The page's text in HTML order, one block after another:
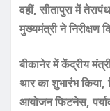
वहीं, सीतापुरा में
मुख्यमंत्री ने निरीक्षण
बीकानेर में केंद्रीय
थार का शुभारंभ
आयोजन फिटनेस,